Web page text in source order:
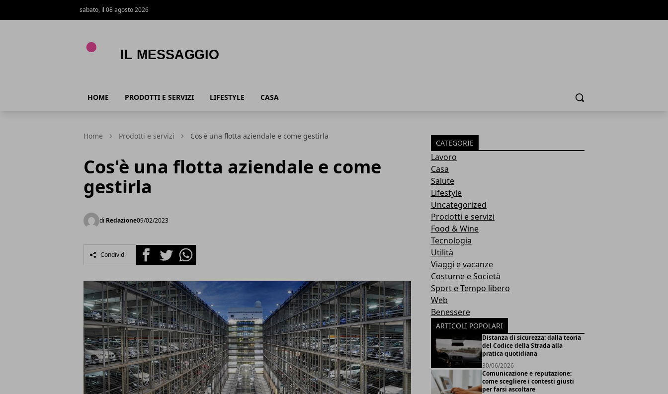
sabato, il 08 agosto 2026
HOME PRODOTTI E SERVIZI LIFESTYLE CASA Cerca
Home Prodotti e servizi Cos'è una flotta aziendale e come gestirla
Cos'è una flotta aziendale e come
gestirla
di Redazione09/02/2023
Condividi FacebookTwitterWhatsapp
CATEGORIE
Lavoro
Casa
Salute
Lifestyle
Uncategorized
Prodotti e servizi
Food & Wine
Tecnologia
Utilità
Viaggi e vacanze
Costume e Società
Sport e Tempo libero
Web
Benessere
ARTICOLI POPOLARI
Distanza di sicurezza: dalla teoria
del Codice della Strada alla
pratica quotidiana
30/06/2026
Comunicazione e reputazione:
come scegliere i contesti giusti
per farsi ascoltare